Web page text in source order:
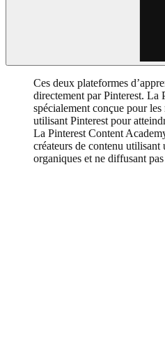
Ces deux plateformes
directement par Pinterest. La
spécialement conçue pour
utilisant Pinterest pour
La Pinterest Content
créateurs de contenu utilisant
organiques et ne diffusant